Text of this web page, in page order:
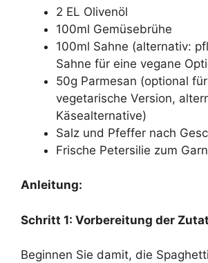
2 EL Olivenöl
100ml Gemüsebrühe
100ml Sahne (alternativ:
Sahne für eine vegane
50g Parmesan (optional
vegetarische Version,
Käsealternative)
Salz und Pfeffer nach
Frische Petersilie zum
Anleitung:
Schritt 1: Vorbereitung der
Beginnen Sie damit, die